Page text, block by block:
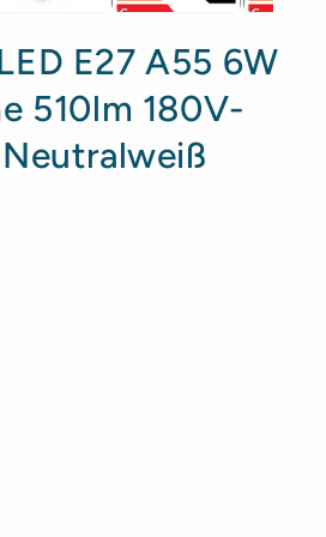
E27 A55 6W
510lm 180V-